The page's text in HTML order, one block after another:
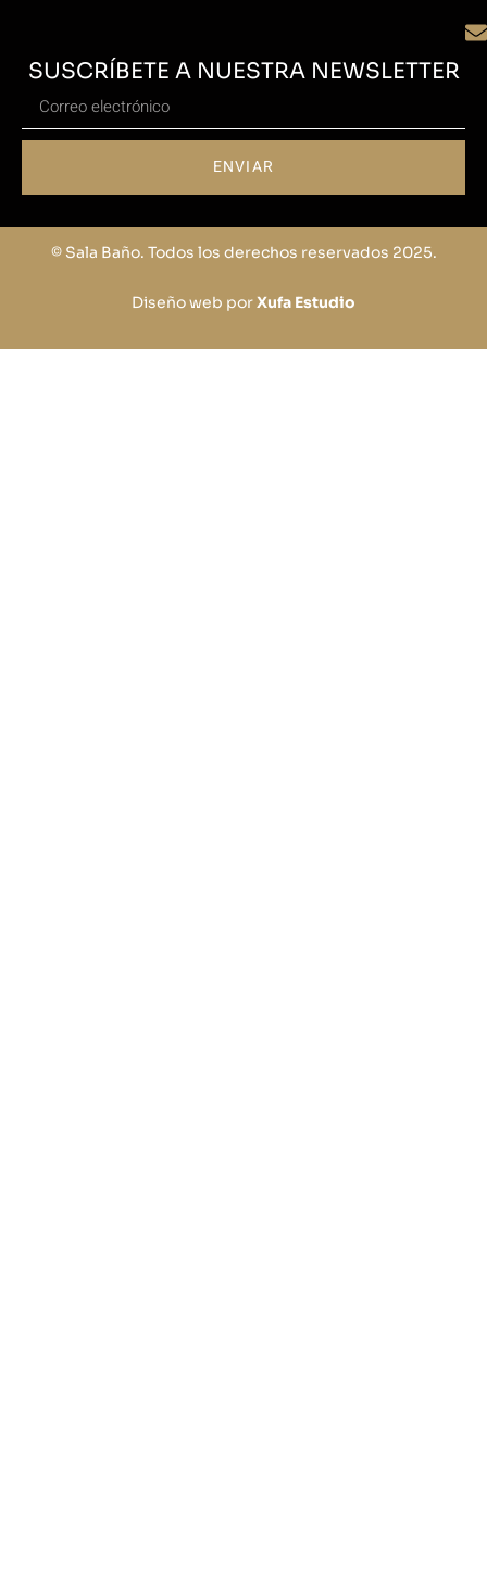
SUSCRÍBETE A NUESTRA NEWSLETTER
ENVIAR
© Sala Baño. Todos los derechos reservados 2025.
Diseño web porXufa Estudio